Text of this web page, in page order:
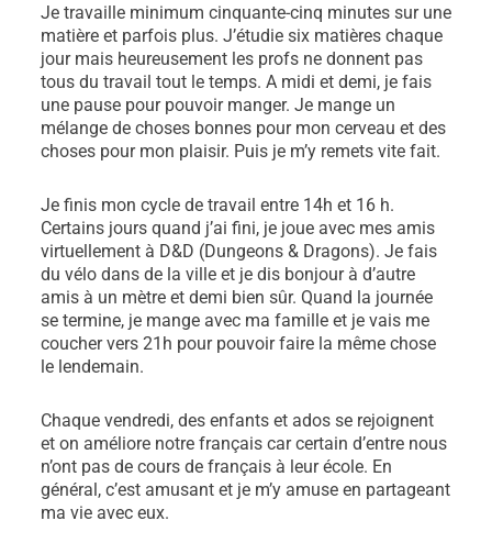
Je travaille minimum cinquante-cinq minutes sur une
matière et parfois plus. J’étudie six matières chaque
jour mais heureusement les profs ne donnent pas
tous du travail tout le temps. A midi et demi, je fais
une pause pour pouvoir manger. Je mange un
mélange de choses bonnes pour mon cerveau et des
choses pour mon plaisir. Puis je m’y remets vite fait.
Je finis mon cycle de travail entre 14h et 16 h.
Certains jours quand j’ai fini, je joue avec mes amis
virtuellement à D&D (Dungeons & Dragons). Je fais
du vélo dans de la ville et je dis bonjour à d’autre
amis à un mètre et demi bien sûr. Quand la journée
se termine, je mange avec ma famille et je vais me
coucher vers 21h pour pouvoir faire la même chose
le lendemain.
Chaque vendredi, des enfants et ados se rejoignent
et on améliore notre français car certain d’entre nous
n’ont pas de cours de français à leur école. En
général, c’est amusant et je m’y amuse en partageant
ma vie avec eux.